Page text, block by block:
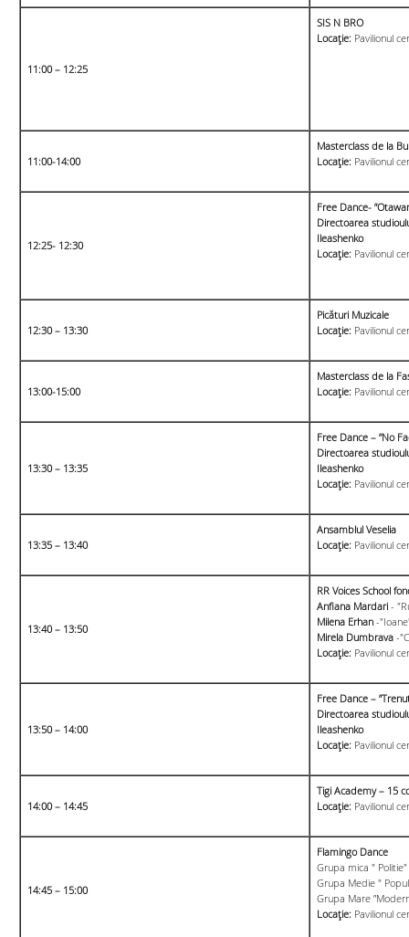
11:00 – 12:25
SIS N BRO
Locație: Pavilionul
11:00-14:00
Masterclass de la
Locație: Pavilionul
12:25- 12:30
Free Dance- ”
Directoarea
Ileashenko
Locație: Pavilionul
12:30 – 13:30
Picături Muzicale
Locație: Pavilionul
13:00-15:00
Masterclass de la
Locație: Pavilionul
13:30 – 13:35
Free Dance – ”No
Directoarea
Ileashenko
Locație: Pavilionul
13:35 – 13:40
Ansamblul Veselia
Locație: Pavilionul
13:40 – 13:50
RR Voices School
Anfiana Mardari -
Milena Erhan -
Mirela Dumbrava -
Locație: Pavilionul
13:50 – 14:00
Free Dance –
Directoarea
Ileashenko
Locație: Pavilionul
14:00 – 14:45
Tigi Academy – 15
Locație: Pavilionul
14:45 – 15:00
Flamingo Dance
Grupa mica " Politie"
Grupa Medie "
Grupa Mare
Locație: Pavilionul